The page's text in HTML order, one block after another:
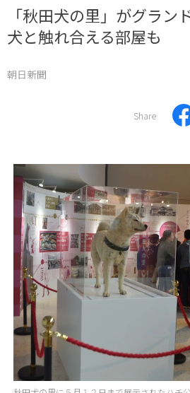
「秋田犬の里」がグラ
犬と触れ合える部屋も
朝日新聞
Share